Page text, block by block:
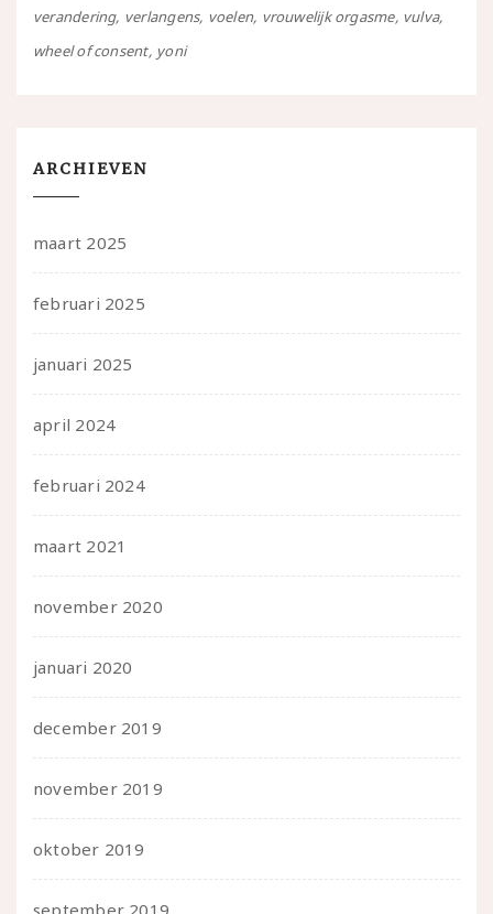
verandering verlangens voelen vrouwelijk orgasme vulva
wheel of consent yoni
ARCHIEVEN
maart 2025
februari 2025
januari 2025
april 2024
februari 2024
maart 2021
november 2020
januari 2020
december 2019
november 2019
oktober 2019